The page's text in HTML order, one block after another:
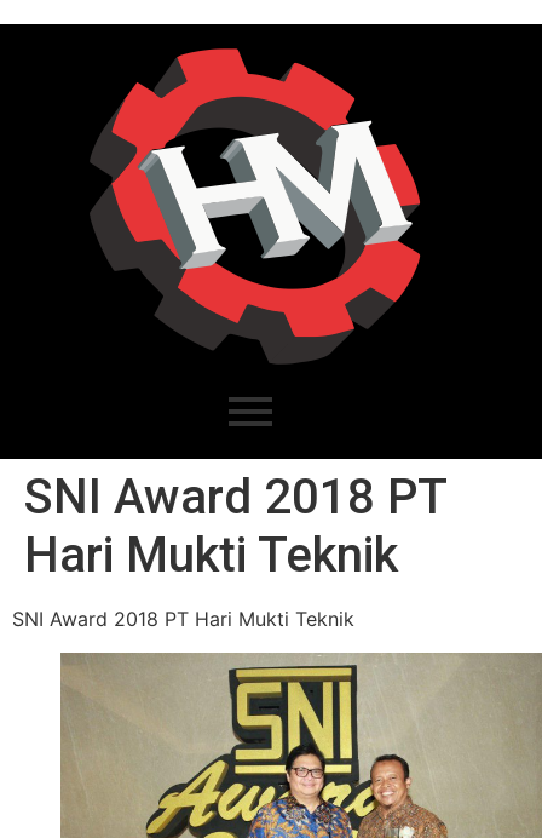
SNI Award 2018 PT
Hari Mukti Teknik
SNI Award 2018 PT Hari Mukti Teknik